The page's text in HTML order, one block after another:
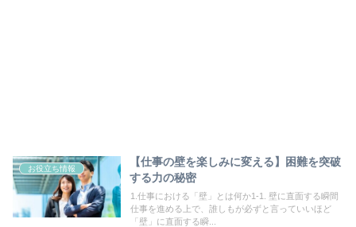
お役立ち情報
【仕事の壁を楽しみに変える】困難を突破
する力の秘密
1.仕事における「壁」とは何か1-1. 壁に直面する瞬間
仕事を進める上で、誰しもが必ずと言っていいほど
「壁」に直面する瞬...